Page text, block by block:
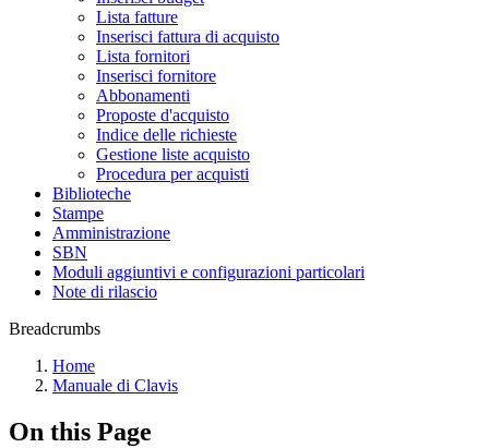
Lista fatture
Inserisci fattura di acquisto
Lista fornitori
Inserisci fornitore
Abbonamenti
Proposte d'acquisto
Indice delle richieste
Gestione liste acquisto
Procedura per acquisti
Biblioteche
Stampe
Amministrazione
SBN
Moduli aggiuntivi e configurazioni particolari
Note di rilascio
Breadcrumbs
Home
Manuale di Clavis
On this Page